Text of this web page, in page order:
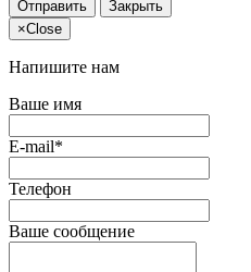
Отправить
Закрыть
×Close
Напишите нам
Ваше имя
E-mail*
Телефон
Ваше сообщение